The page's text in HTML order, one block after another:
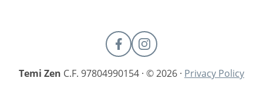
Temi Zen C.F. 97804990154 · © 2026 · Privacy Policy